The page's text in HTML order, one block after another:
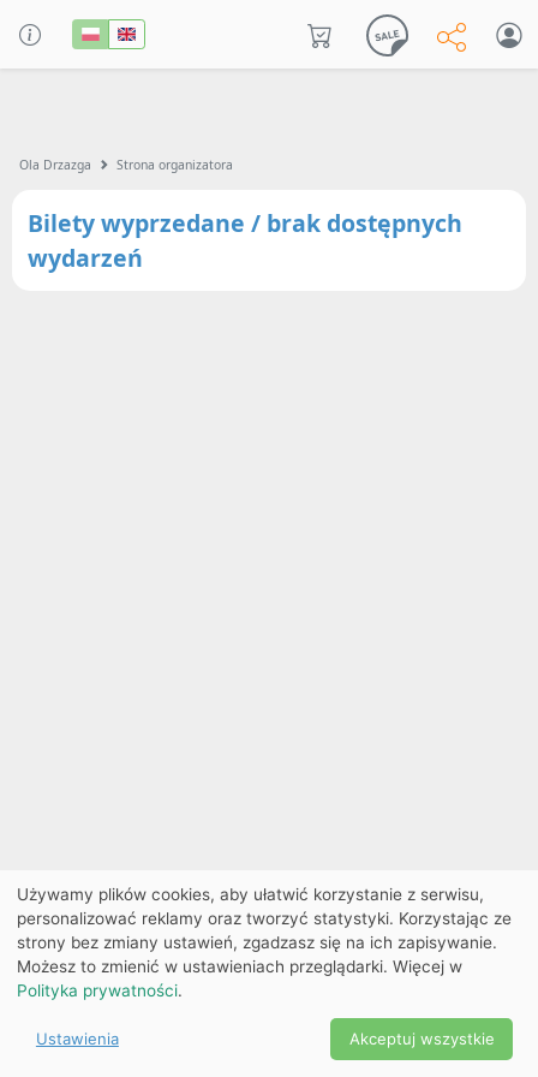
Ola Drzazga Strona organizatora
Bilety wyprzedane / brak dostępnych
wydarzeń
Ekobilet2026 |
Ustawienia
cookies
2026
Używamy plików cookies, aby ułatwić korzystanie z serwisu,
personalizować reklamy oraz tworzyć statystyki. Korzystając ze
strony bez zmiany ustawień, zgadzasz się na ich zapisywanie.
Możesz to zmienić w ustawieniach przeglądarki. Więcej w
Polityka prywatności.
Ustawienia Akceptuj wszystkie